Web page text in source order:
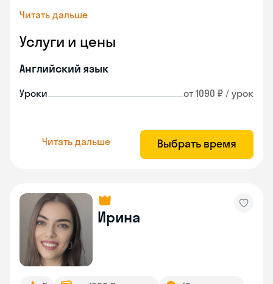
Читать дальше
Услуги и цены
Английский язык
Уроки от 1090 ₽ / урок
Читать дальше Выбрать время
Ирина